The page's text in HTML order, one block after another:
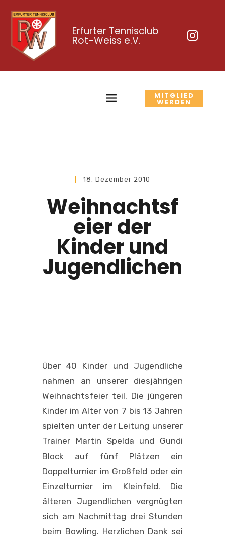
Erfurter Tennisclub
Rot-Weiss e.V.
MITGLIED
WERDEN
18. Dezember 2010
Weihnachtsf
eier der
Kinder und
Jugendlichen
Über 40 Kinder und Jugendliche
nahmen an unserer diesjährigen
Weihnachtsfeier teil. Die jüngeren
Kinder im Alter von 7 bis 13 Jahren
spielten unter der Leitung unserer
Trainer Martin Spelda und Gundi
Block auf fünf Plätzen ein
Doppelturnier im Großfeld oder ein
Einzelturnier im Kleinfeld. Die
älteren Jugendlichen vergnügten
sich am Nachmittag drei Stunden
beim Bowling. Herzlichen Dank sei